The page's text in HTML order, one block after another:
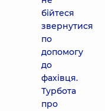
бійтеся
звернутися
по
допомогу
до
фахівця.
Турбота
про